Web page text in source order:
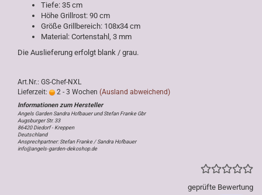
Tiefe: 35 cm
Höhe Grillrost: 90 cm
Größe Grillbereich: 108x34 cm
Material: Cortenstahl, 3 mm
Die Auslieferung erfolgt blank / grau.
Art.Nr.: GS-Chef-NXL
Lieferzeit:
2 - 3 Wochen (Ausland abweichend)
Angels Garden Sandra Hofbauer und Stefan Franke Gbr
Augsburger Str. 33
86420 Diedorf - Kreppen
Deutschland
Ansprechpartner: Stefan Franke / Sandra Hofbauer
info@angels-garden-dekoshop.de
geprüfte Bewertung